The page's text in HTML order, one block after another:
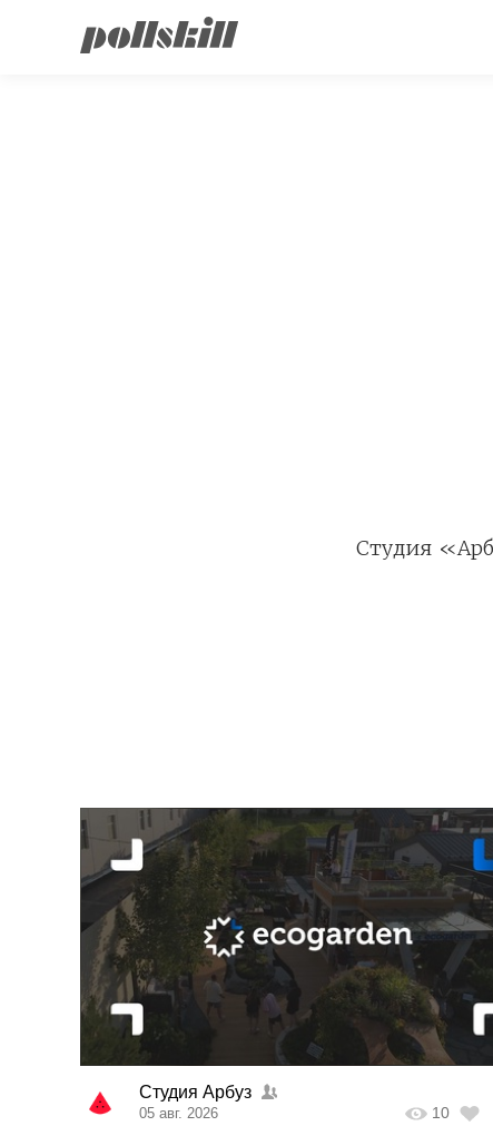
Студия
Студия Арбуз
05 авг. 2026 10